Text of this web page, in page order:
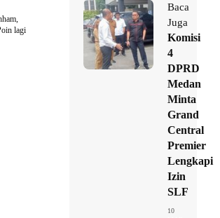
Baca
Juga
Komisi
4
DPRD
Medan
Minta
Grand
Central
Premier
Lengkapi
Izin
SLF
10
lagi